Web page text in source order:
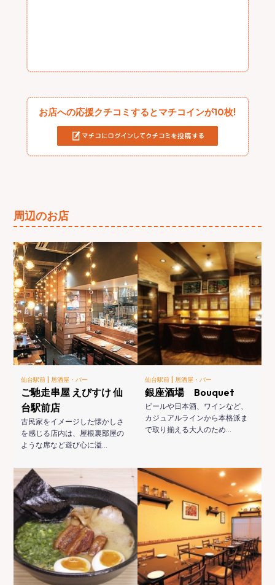
お店への応援クチコミするとマチコインが10枚!
周辺のお店
仙台駅前 | 居酒屋・バー
ご馳走串屋 えびすけ 仙
台駅前店
古民家をイメージした懐かしさ
を感じる店内は、屋根裏部屋の
ような席など遊び心に溢…
仙台駅前 | 居酒屋・バー
銀座酒場 Bouquet
ビールや日本酒、ワインなど、
カジュアルラインから本格派ま
で取り揃える大人のため…